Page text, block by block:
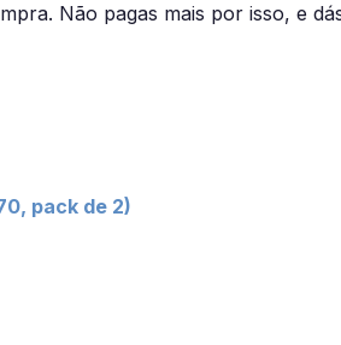
Não pagas mais por isso, e
pack de 2)